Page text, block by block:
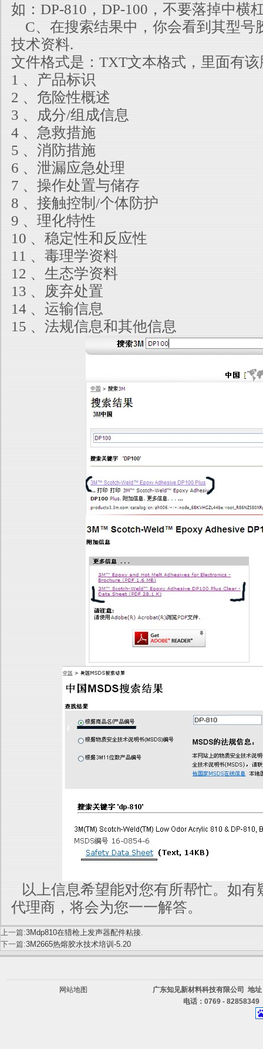
如：DP-810，DP-100，不要落掉中横
C、在搜索结果中，你会看到其型号
技术资料.
文件格式是：TXT文本格式，里面有
1 、产品标识
2 、危险性概述
3 、成分/组成信息
4 、急救措施
5 、消防措施
6 、泄漏应急处理
7 、操作处置与储存
8 、接触控制/个体防护
9 、理化特性
10 、稳定性和反应性
11 、毒理学资料
12 、生态学资料
13 、废弃处置
14 、运输信息
15 、法规信息和其他信息
以上信息希望能对您有所帮忙。如有
代理商，将会为您一一解答。
上一篇:3Mdp810在猎枪上发声器配件粘接.
下一篇:3M2665热熔胶水技术培训-5.20
网站地图
广东知见新材料科技有限公司 地
电话：0769 -